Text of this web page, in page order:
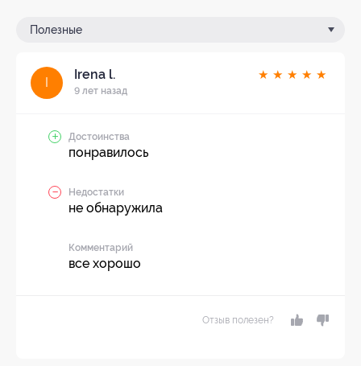
Полезные
I
Irena l.
9 лет назад
★ ★ ★ ★ ★
Достоинства
понравилось
Недостатки
не обнаружила
Комментарий
все хорошо
Отзыв полезен?